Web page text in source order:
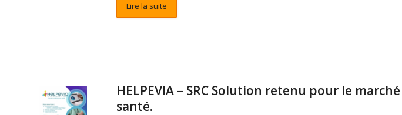
Lire la suite
HELPEVIA – SRC Solution retenu pour le
santé.